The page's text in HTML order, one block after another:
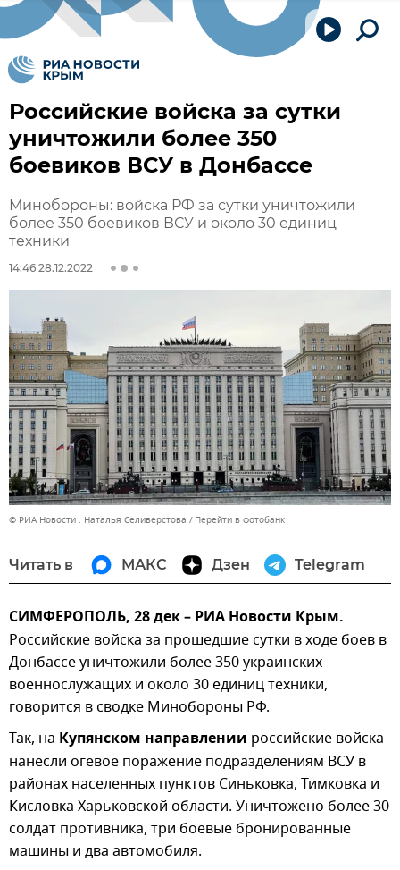
Российские войска за сутки
уничтожили более 350
боевиков ВСУ в Донбассе
Минобороны: войска РФ за сутки уничтожили
более 350 боевиков ВСУ и около 30 единиц
техники
14:46 28.12.2022
© РИА Новости . Наталья Селиверстова Перейти в фотобанк
Читать в МАКС Дзен Telegram
СИМФЕРОПОЛЬ, 28 дек – РИА Новости Крым.
Российские войска за прошедшие сутки в ходе боев в
Донбассе уничтожили более 350 украинских
военнослужащих и около 30 единиц техники,
говорится в сводке Минобороны РФ.
Так, на Купянском направлении российские войска
нанесли огевое поражение подразделениям ВСУ в
районах населенных пунктов Синьковка, Тимковка и
Кисловка Харьковской области. Уничтожено более 30
солдат противника, три боевые бронированные
машины и два автомобиля.